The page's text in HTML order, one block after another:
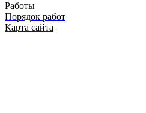
Работы
Порядок работ
Карта сайта